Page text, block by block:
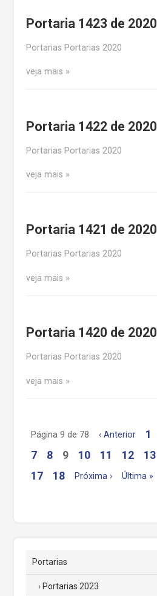
Portaria 1423 de 2020
Portarias Portarias 2020
veja mais
Portaria 1422 de 2020
Portarias Portarias 2020
veja mais
Portaria 1421 de 2020
Portarias Portarias 2020
veja mais
Portaria 1420 de 2020
Portarias Portarias 2020
veja mais
Página 9 de 78 ‹ Anterior 1
7
8 9 10 11 12 13
17
18 Próxima › Última »
Portarias
Portarias 2023